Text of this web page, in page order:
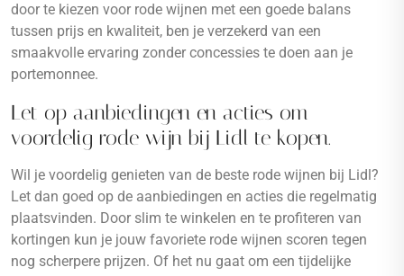
door te kiezen voor rode wijnen met een goede balans
tussen prijs en kwaliteit, ben je verzekerd van een
smaakvolle ervaring zonder concessies te doen aan je
portemonnee.
Let op aanbiedingen en acties om
voordelig rode wijn bij Lidl te kopen.
Wil je voordelig genieten van de beste rode wijnen bij Lidl?
Let dan goed op de aanbiedingen en acties die regelmatig
plaatsvinden. Door slim te winkelen en te profiteren van
kortingen kun je jouw favoriete rode wijnen scoren tegen
nog scherpere prijzen. Of het nu gaat om een tijdelijke